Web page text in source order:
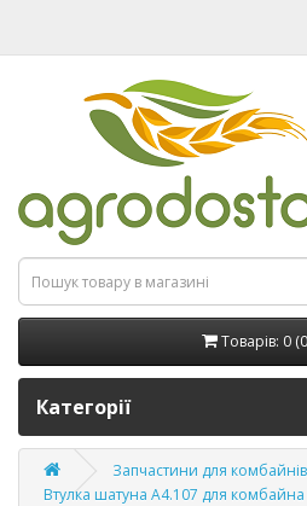
Товарів: 0
Категорії
Запчастини для комбайнів
Втулка шатуна A4.107 для